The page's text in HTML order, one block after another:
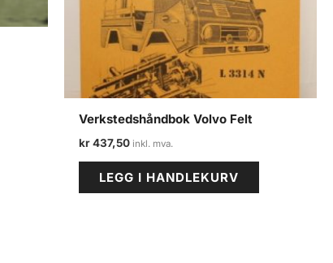
Verkstedshåndbok Volvo Felt
kr437,50
LEGG I HANDLEKURV